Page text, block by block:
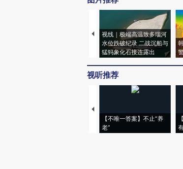
视线｜极端高温致多瑙河
水位跌破纪录 二战沉船与
猛犸象化石接连露出
视听推荐
【不唯一答案】不止“养
老”